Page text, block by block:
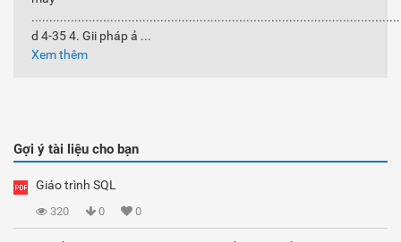
d 4-35 4. Gii pháp ả ...
Xem thêm
Gợi ý tài liệu cho bạn
Giáo trình SQL
320 0 0